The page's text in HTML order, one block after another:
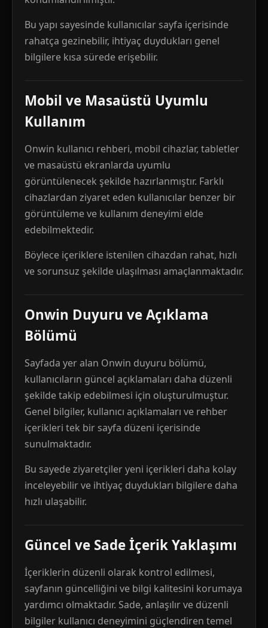
Bu yapı sayesinde kullanıcılar sayfa içerisinde
rahatça gezinebilir, ihtiyaç duydukları genel
bilgilere kısa sürede erişebilir.
Mobil ve Masaüstü Uyumlu
Kullanım
Onwin kullanıcı rehberi, mobil cihazlar, tabletler
ve masaüstü ekranlarda uyumlu
görüntülenecek şekilde hazırlanmıştır. Farklı
cihazlardan ziyaret eden kullanıcılar benzer bir
görüntüleme ve kullanım deneyimi elde
edebilmektedir.
Böylece içeriklere istenilen cihazdan rahat, hızlı
ve sorunsuz şekilde ulaşılması amaçlanmaktadır.
Onwin Duyuru ve Açıklama
Bölümü
Sayfada yer alan Onwin duyuru bölümü,
kullanıcıların güncel açıklamaları daha düzenli
şekilde takip edebilmesi için oluşturulmuştur.
Genel bilgiler, kullanıcı açıklamaları ve rehber
içerikleri tek bir sayfa düzeni içerisinde
sunulmaktadır.
Bu sayede ziyaretçiler yeni içerikleri daha kolay
inceleyebilir ve ihtiyaç duydukları bilgilere daha
hızlı ulaşabilir.
Güncel ve Sade İçerik Yaklaşımı
İçeriklerin düzenli olarak kontrol edilmesi,
sayfanın güncelliğini ve bilgi kalitesini korumaya
yardımcı olmaktadır. Sade, anlaşılır ve düzenli
bilgiler kullanıcı deneyimini güçlendiren temel